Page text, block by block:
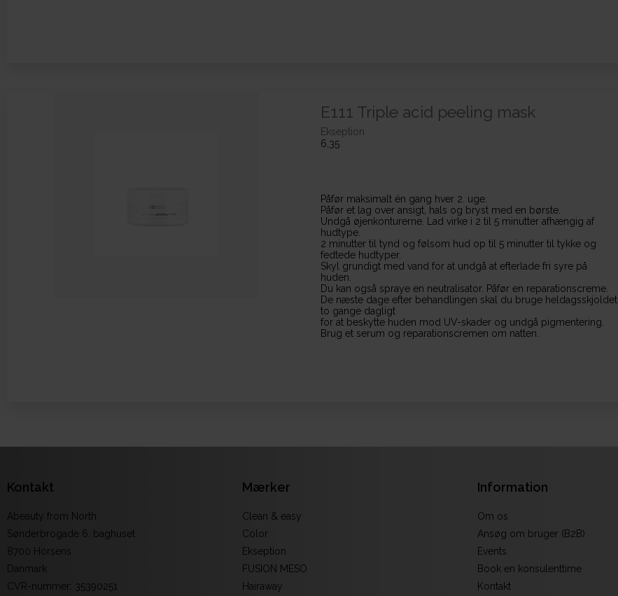
E111 Triple acid peeling mask
Ekseption
6,35
Påfør maksimalt én gang hver 2. uge.
Påfør et lag over ansigt, hals og bryst med en børste.
Undgå øjenkonturerne. Lad virke i 2 til 5 minutter afhængig af
hudtype.
2 minutter til tynd og følsom hud op til 5 minutter til tykke og
fedtede hudtyper.
Skyl grundigt med vand for at undgå at efterlade fri syre på
huden.
Du kan også spraye en neutralisator. Påfør en reparationscreme.
De næste dage efter behandlingen skal du bruge heldagsskjoldet
to gange dagligt
for at beskytte huden mod UV-skader og undgå pigmentering.
Brug et serum og reparationscremen om natten.
Kontakt
Abeauty from North
Sønderbrogade 6. baghuset
8700 Horsens
Danmark
CVR-nummer : 35390251
Mærker
Clean & easy
Color
Ekseption
FUSION MESO
Hairaway
Information
Om os
Ansøg om bruger (B2B)
Events
Book en konsulenttime
Kontakt